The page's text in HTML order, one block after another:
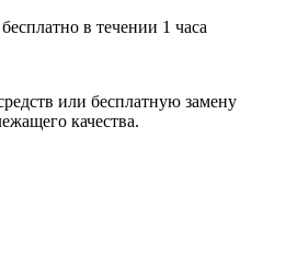
бесплатно в течении 1 часа
или бесплатную замену
качества.